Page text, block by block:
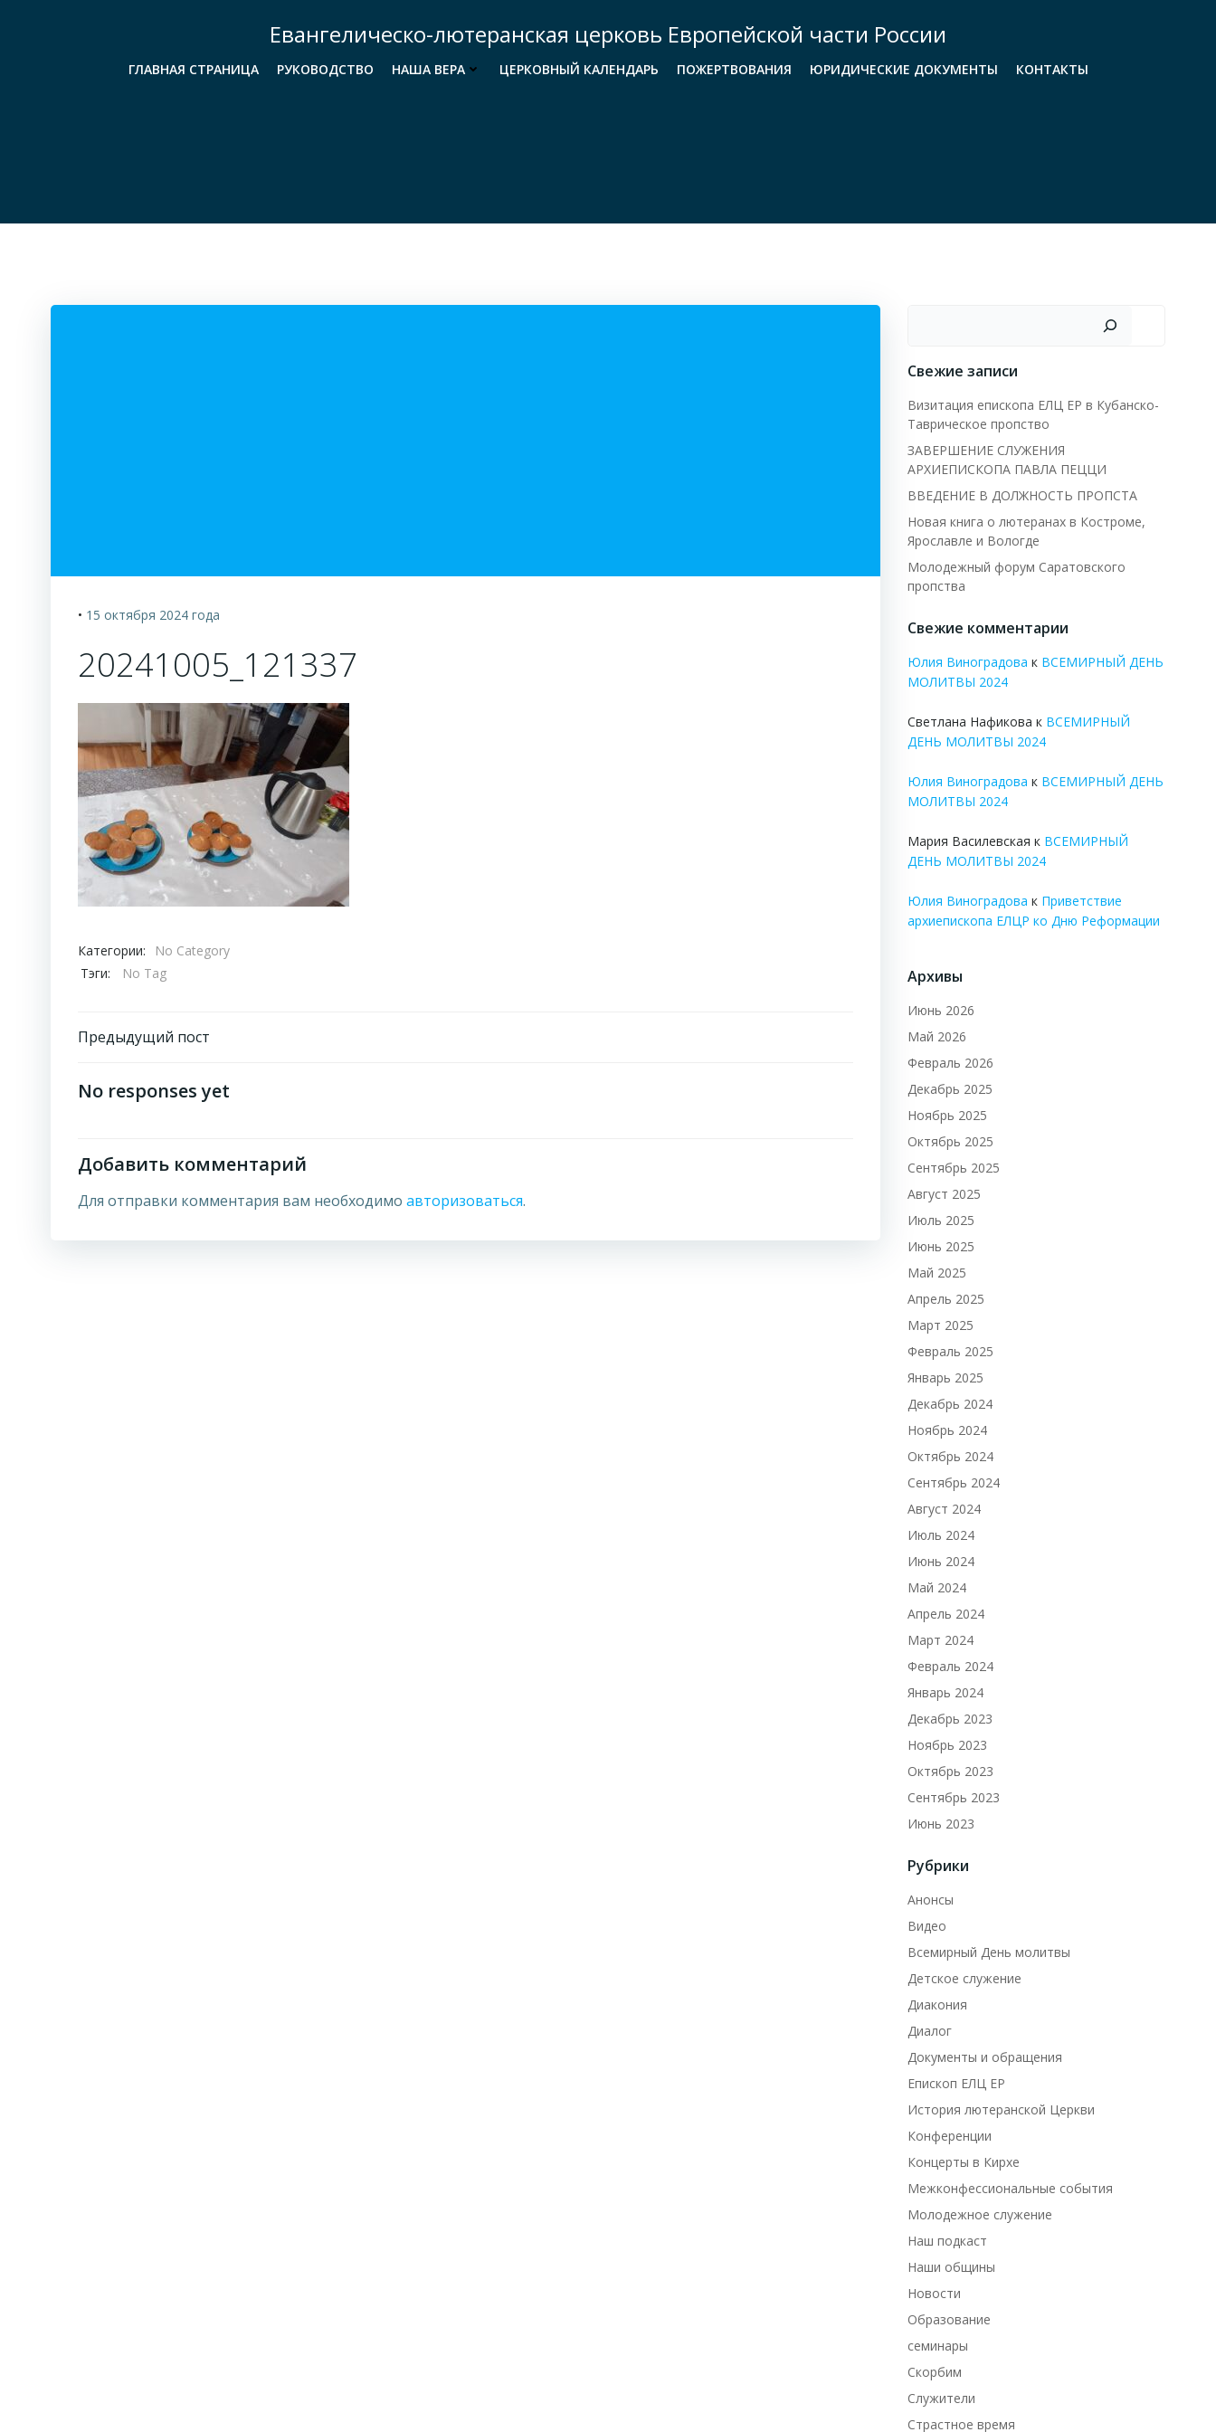
Евангелическо-лютеранская церковь Европейской части России
ГЛАВНАЯ СТРАНИЦА РУКОВОДСТВО НАША ВЕРА ЦЕРКОВНЫЙ КАЛЕНДАРЬ ПОЖЕРТВОВАНИЯ ЮРИДИЧЕСКИЕ ДОКУМЕНТЫ КОНТАКТЫ
• 15 октября 2024 года
20241005_121337
Категории:
No Category
Тэги:
No Tag
Навигация
по
Предыдущий пост
No responses yet
Добавить комментарий
Для отправки комментария вам необходимо авторизоваться.
Свежие записи
Визитация епископа ЕЛЦ ЕР в Кубанско-
Таврическое пропство
ЗАВЕРШЕНИЕ СЛУЖЕНИЯ
АРХИЕПИСКОПА ПАВЛА ПЕЦЦИ
ВВЕДЕНИЕ В ДОЛЖНОСТЬ ПРОПСТА
Новая книга о лютеранах в Костроме,
Ярославле и Вологде
Молодежный форум Саратовского
пропства
Свежие комментарии
Юлия Виноградова к ВСЕМИРНЫЙ ДЕНЬ
МОЛИТВЫ 2024
Светлана Нафикова к ВСЕМИРНЫЙ
ДЕНЬ МОЛИТВЫ 2024
Юлия Виноградова к ВСЕМИРНЫЙ ДЕНЬ
МОЛИТВЫ 2024
Мария Василевская к ВСЕМИРНЫЙ
ДЕНЬ МОЛИТВЫ 2024
Юлия Виноградова к Приветствие
архиепископа ЕЛЦР ко Дню Реформации
Архивы
Июнь 2026
Май 2026
Февраль 2026
Декабрь 2025
Ноябрь 2025
Октябрь 2025
Сентябрь 2025
Август 2025
Июль 2025
Июнь 2025
Май 2025
Апрель 2025
Март 2025
Февраль 2025
Январь 2025
Декабрь 2024
Ноябрь 2024
Октябрь 2024
Сентябрь 2024
Август 2024
Июль 2024
Июнь 2024
Май 2024
Апрель 2024
Март 2024
Февраль 2024
Январь 2024
Декабрь 2023
Ноябрь 2023
Октябрь 2023
Сентябрь 2023
Июнь 2023
Рубрики
Анонсы
Видео
Всемирный День молитвы
Детское служение
Диакония
Диалог
Документы и обращения
Епископ ЕЛЦ ЕР
История лютеранской Церкви
Конференции
Концерты в Кирхе
Межконфессиональные события
Молодежное служение
Наш подкаст
Наши общины
Новости
Образование
семинары
Скорбим
Служители
Страстное время